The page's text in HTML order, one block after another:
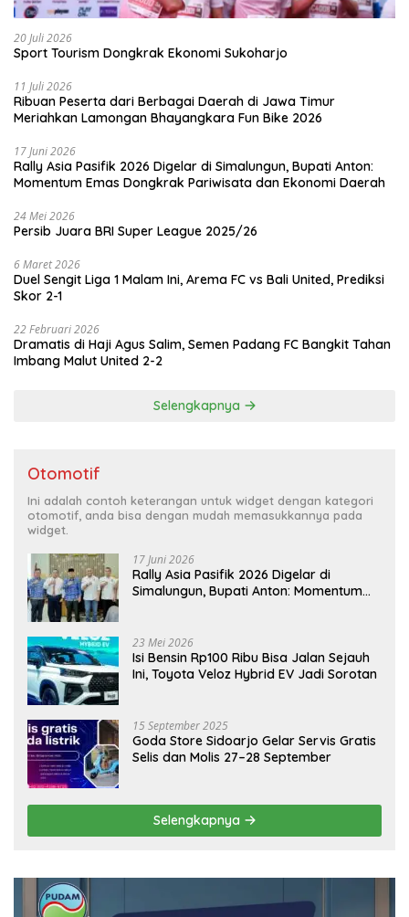
20 Juli 2026
Sport Tourism Dongkrak Ekonomi Sukoharjo
11 Juli 2026
Ribuan Peserta dari Berbagai Daerah di Jawa Timur
Meriahkan Lamongan Bhayangkara Fun Bike 2026
17 Juni 2026
Rally Asia Pasifik 2026 Digelar di Simalungun, Bupati Anton:
Momentum Emas Dongkrak Pariwisata dan Ekonomi Daerah
24 Mei 2026
Persib Juara BRI Super League 2025/26
6 Maret 2026
Duel Sengit Liga 1 Malam Ini, Arema FC vs Bali United, Prediksi
Skor 2-1
22 Februari 2026
Dramatis di Haji Agus Salim, Semen Padang FC Bangkit Tahan
Imbang Malut United 2-2
Selengkapnya
Otomotif
Ini adalah contoh keterangan untuk widget dengan kategori
otomotif, anda bisa dengan mudah memasukkannya pada
widget.
17 Juni 2026
Rally Asia Pasifik 2026 Digelar di
Simalungun, Bupati Anton: Momentum
23 Mei 2026
Isi Bensin Rp100 Ribu Bisa Jalan Sejauh
Ini, Toyota Veloz Hybrid EV Jadi Sorotan
15 September 2025
Goda Store Sidoarjo Gelar Servis Gratis
Selis dan Molis 27–28 September
Selengkapnya